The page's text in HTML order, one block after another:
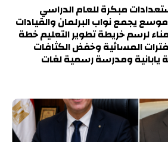
مبكرة للعام الدراسي
يجمع نواب البرلمان والقيادات
لرسم خريطة تطوير التعليم خطة
المسائية وخفض الكثافات
ومدرسة رسمية لغات